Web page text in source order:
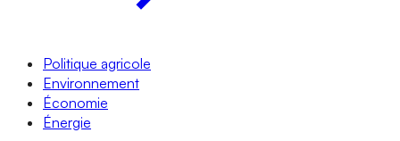
Politique agricole
Environnement
Économie
Énergie